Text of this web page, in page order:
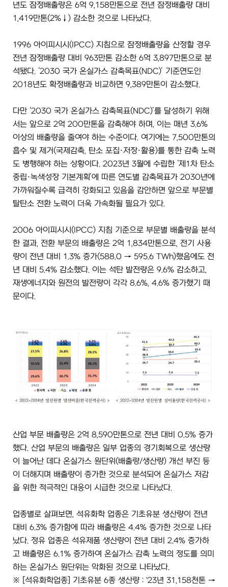
년도 잠정배출량은 6억 9,158만톤으로 전년 잠정배출량 대비
1,419만톤(2%↓) 감소한 것으로 나타났다.
1996 아이피시시(IPCC) 지침으로 잠정배출량을 산정할 경우
전년 잠정배출량 대비 963만톤 감소한 6억 3,897만톤으로 분
석됐다. ‘2030 국가 온실가스 감축목표(NDC)’ 기준연도인
2018년도 확정배출량과 비교하면 9,389만톤이 감소했다.
다만 ‘2030 국가 온실가스 감축목표(NDC)’를 달성하기 위해
서는 앞으로 2억 200만톤을 감축해야 하며, 이는 매년 3.6%
이상의 배출량을 줄여야 하는 수준이다. 여기에는 7,500만톤의
흡수 및 제거(국제감축, 탄소 포집·저장·활용)를 통한 감축 노력
도 병행해야 하는 상황이다. 2023년 3월에 수립한 ‘제1차 탄소
중립·녹색성장 기본계획’에 따른 연도별 감축목표가 2030년에
가까워질수록 급격히 강화되고 있음을 감안하면 앞으로 부문별
탈탄소 전환 노력이 더욱 가속화될 필요가 있다.
2006 아이피시시(IPCC) 지침 기준으로 부문별 배출량을 분석
한 결과, 전환 부문의 배출량은 2억 1,834만톤으로, 전기 사용
량이 전년 대비 1.3% 증가(588.0 → 595.6 TWh)했음에도 전
년 대비 5.4% 감소했다. 이는 석탄 발전량은 9.6% 감소하고,
재생에너지와 원전의 발전량이 각각 8.6%, 4.6% 증가했기 때
문이다.
산업 부문 배출량은 2억 8,590만톤으로 전년 대비 0.5% 증가
했다. 산업 부문의 배출량은 일부 업종의 경기회복으로 생산량
이 늘어난 데다 온실가스 원단위(배출량/생산량) 개선 부진 등
이 더해지며 배출량이 증가한 것으로 분석되어 온실가스 저감
을 위한 적극적인 대응이 시급한 것으로 나타났다.
업종별로 살펴보면, 석유화학 업종은 기초유분 생산량이 전년
대비 6.3% 증가함에 따라 배출량은 4.4% 증가한 것으로 나타
났다. 정유 업종은 석유제품 생산량이 전년 대비 2.4% 증가하
고 배출량은 6.1% 증가하여 온실가스 감축 노력의 정도를 의미
하는 온실가스 원단위는 악화된 것으로 나타났다.
※ [석유화학업종] 기초유분 6종 생산량 : `23년 31,158천톤 →